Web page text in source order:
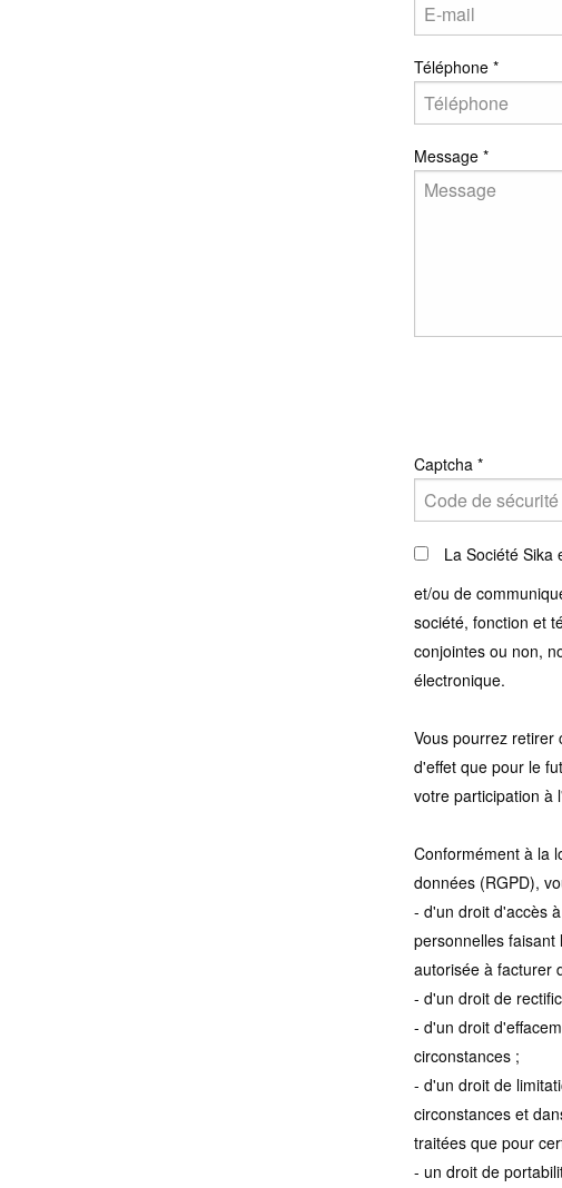
Téléphone *
Message *
Captcha *
La Société Sika
et/ou de
société, fonction et
conjointes ou non,
électronique.
Vous pourrez
d'effet que pour le
votre participation à
Conformément à la
données (RGPD),
- d'un droit d'accès
personnelles
autorisée à facturer
- d'un droit de
- d'un droit
circonstances ;
- d'un droit de
circonstances et
traitées que pour
- un droit de